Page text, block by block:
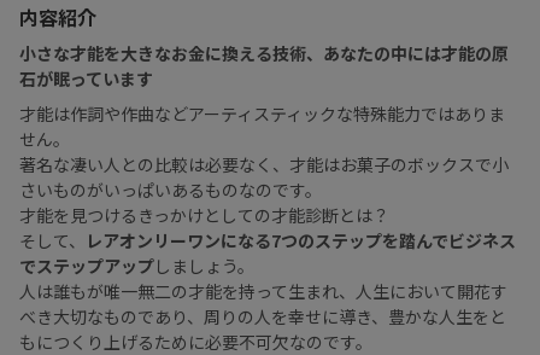
内容紹介
小さな才能を大きなお金に換える技術、あなたの中には才能の原
石が眠っています
才能は作詞や作曲などアーティスティックな特殊能力ではありま
せん。
著名な凄い人との比較は必要なく、才能はお菓子のボックスで小
さいものがいっぱいあるものなのです。
才能を見つけるきっかけとしての才能診断とは？
そして、
レアオンリーワンになる7つのステップを踏んでビジネス
でステップアップしましょう。
人は誰もが唯一無二の才能を持って生まれ、人生において開花す
べき大切なものであり、周りの人を幸せに導き、豊かな人生をと
もにつくり上げるために必要不可欠なのです。